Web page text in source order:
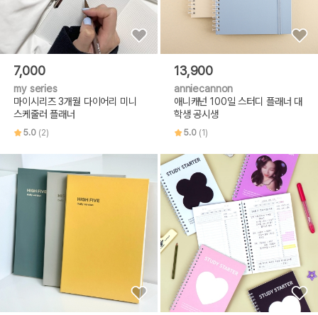
7,000
my series
마이시리즈 3개월 다이어리 미니
스케줄러 플래너
5.0 (2)
13,900
anniecannon
애니캐넌 100일 스터디 플래너 대
학생 공시생
5.0 (1)